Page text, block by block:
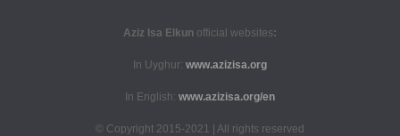
:Aziz Isa Elkun
official websites
In Uyghur: www.azizisa.org
In English: www.azizisa.org/en
Copyright 2015-2021 | All rights reserved ©